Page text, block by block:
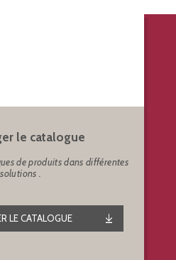
le catalogue
de produits dans différentes
.
LE CATALOGUE